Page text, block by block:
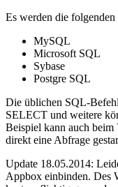
Es werden die
MySQL
Microsoft SQL
Sybase
Postgre SQL
Die üblichen SQL-
SELECT und weitere
Beispiel kann auch beim
direkt eine Abfrage
Update 18.05.2014:
Appbox einbinden. Des